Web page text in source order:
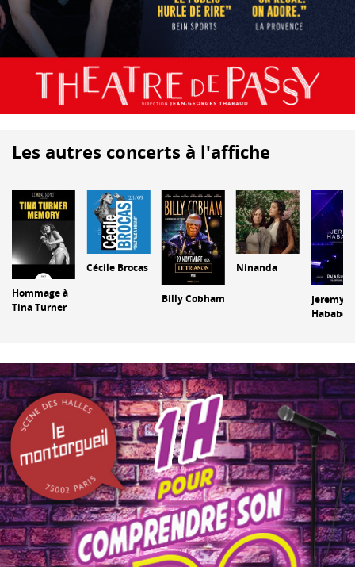
Les autres concerts à l'affiche
Hommage à
Tina Turner
Cécile Brocas
Billy Cobham
Ninanda
Jeremy
Hababou